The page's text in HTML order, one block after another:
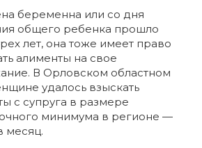
беременна или со дня
общего ребенка прошло
лет, она тоже имеет право
алименты на свое
В Орловском областном
удалось взыскать
с супруга в размере
минимума в регионе —
месяц.